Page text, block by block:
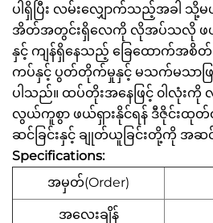
ပါရှိပြီး လမ်းလျှောက်သည့်အခါ သို့
အိတ်အတွင်းရှိလေကို လိုအပ်သလို ဖယ်
နှင့် ကျန်ရှိနေသည့် ခြေထောက်အစိတ်
ကပ်နှင့် ပွတ်တိုက်မှုနှင့် မသက်မသာဖြ
ပါသည်။ ထပ်တိုးအနေဖြင့် ၀ါလုံးကို
လွယ်ကူစွာ ဖယ်ရှားနိုင်ရန် ဒီဇိုင်းထုတ်
ဆင်ခြင်းနှင့် ချုတ်ယူခြင်းတို့ကို အဆ
Specifications:
အမှတ်(Order)
အလေးချိန်